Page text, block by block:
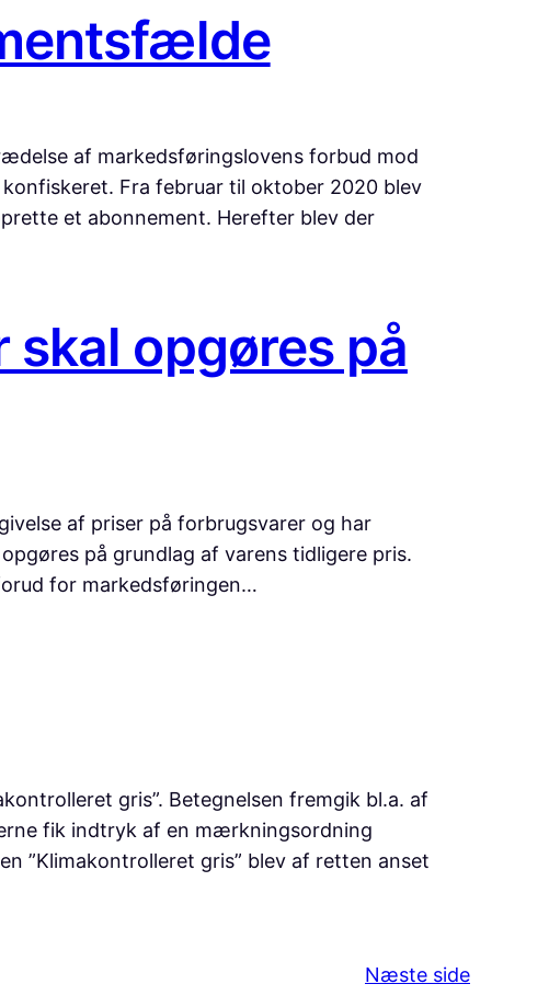
af markedsføringslovens forbud mod
Fra februar til oktober 2020 blev
et abonnement. Herefter blev der
opgøres på
af priser på forbrugsvarer og har
på grundlag af varens tidligere pris.
for markedsføringen…
gris”. Betegnelsen fremgik bl.a. af
fik indtryk af en mærkningsordning
”Klimakontrolleret gris” blev af retten anset
Næste side